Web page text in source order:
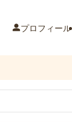
プロフィール